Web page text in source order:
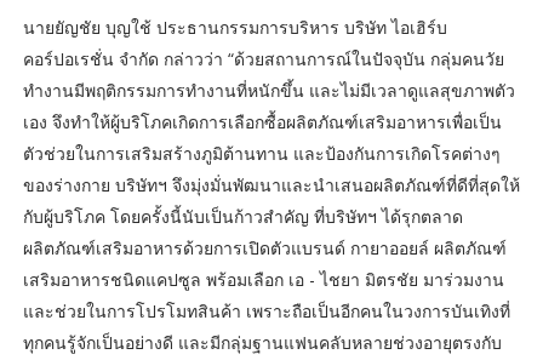
นายยัญชัย บุญใช้ ประธานกรรมการบริหาร บริษัท ไอเฮิร์บ
คอร์ปอเรชั่น จำกัด กล่าวว่า “ด้วยสถานการณ์ในปัจจุบัน กลุ่มคนวัย
ทำงานมีพฤติกรรมการทำงานที่หนักขึ้น และไม่มีเวลาดูแลสุขภาพตัว
เอง จึงทำให้ผู้บริโภคเกิดการเลือกซื้อผลิตภัณฑ์เสริมอาหารเพื่อเป็น
ตัวช่วยในการเสริมสร้างภูมิต้านทาน และป้องกันการเกิดโรคต่างๆ
ของร่างกาย บริษัทฯ จึงมุ่งมั่นพัฒนาและนำเสนอผลิตภัณฑ์ที่ดีที่สุดให้
กับผู้บริโภค โดยครั้งนี้นับเป็นก้าวสำคัญ ที่บริษัทฯ ได้รุกตลาด
ผลิตภัณฑ์เสริมอาหารด้วยการเปิดตัวแบรนด์ กายาออยล์ ผลิตภัณฑ์
เสริมอาหารชนิดแคปซูล พร้อมเลือก เอ - ไชยา มิตรชัย มาร่วมงาน
และช่วยในการโปรโมทสินค้า เพราะถือเป็นอีกคนในวงการบันเทิงที่
ทุกคนรู้จักเป็นอย่างดี และมีกลุ่มฐานแฟนคลับหลายช่วงอายุตรงกับ